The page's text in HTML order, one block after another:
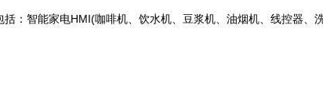
括：智能家电HMI(咖啡机、饮水机、豆浆机、油烟机、线控器